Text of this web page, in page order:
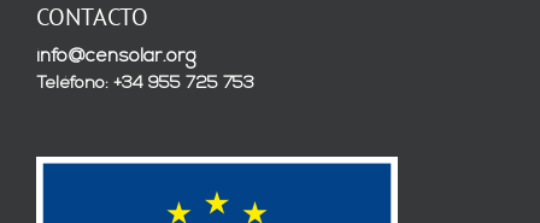
CONTACTO
info@censolar.org
Teléfono: +34 955 725 753